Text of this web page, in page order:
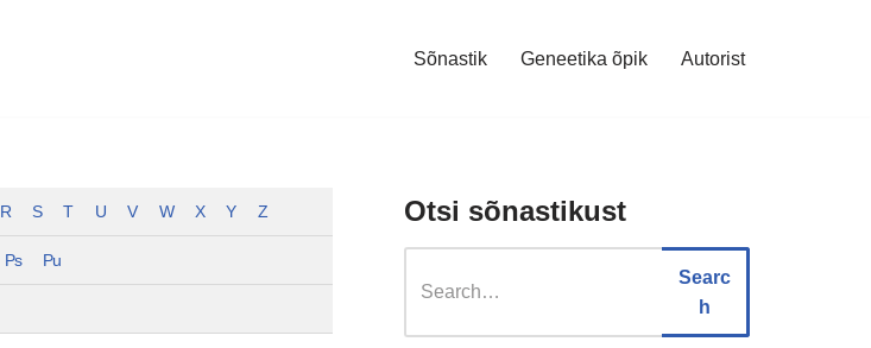
Sõnastik Geneetika õpik Autorist
R S T U V W X Y Z
Ps Pu
Otsi sõnastikust
Searc
h